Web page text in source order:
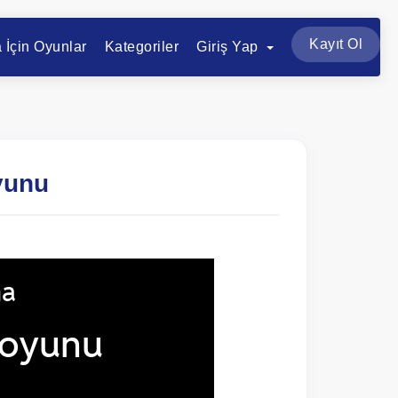
İçin Oyunlar Kategoriler Giriş Yap Kayıt Ol